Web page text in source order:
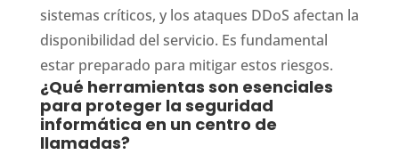
sistemas críticos, y los ataques DDoS afectan la
disponibilidad del servicio. Es fundamental
estar preparado para mitigar estos riesgos.
¿Qué herramientas son esenciales
para proteger la seguridad
informática en un centro de
llamadas?